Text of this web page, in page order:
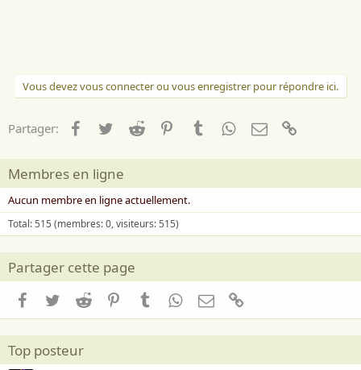
Vous devez vous connecter ou vous enregistrer pour répondre ici.
Partager: Facebook
TwitterReddit PinterestTumblrWhatsApp
Email
Membres en ligne
Aucun membre en ligne actuellement.
Total: 515 (membres: 0, visiteurs: 515)
Partager cette page
Facebook
TwitterReddit PinterestTumblrWhatsApp
Email
Top posteur